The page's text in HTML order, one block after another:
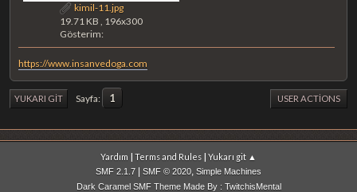
kimil-11.jpg
19.71 KB , 196x300
Gösterim:
https://www.insanvedoga.com
YUKARI GIT Sayfa 1 USER ACTIONS
Yardım | Terms and Rules | Yukarı git ▲
SMF 2.1.7 SMF © 2020, Simple Machines
Dark Caramel SMF Theme Made By : TwitchisMental